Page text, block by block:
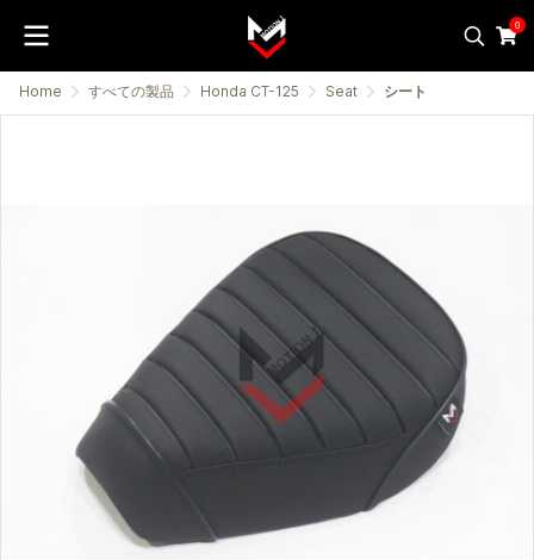
0
Home すべての製品 Honda CT-125 Seat シート